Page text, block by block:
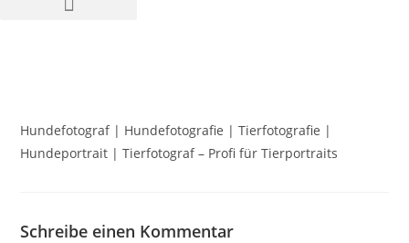
Hundefotograf | Hundefotografie | Tierfotografie |
Hundeportrait | Tierfotograf – Profi für Tierportraits
Schreibe einen Kommentar